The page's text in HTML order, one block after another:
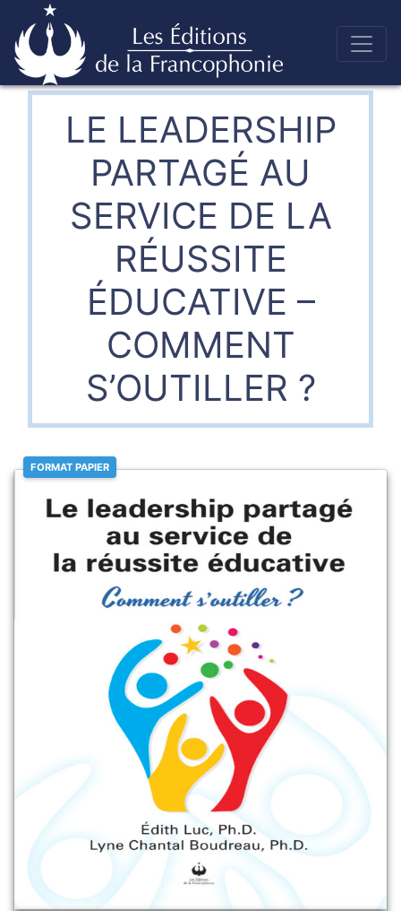
Skip
to Éditions de la francophonie
LE LEADERSHIP
PARTAGÉ AU
SERVICE DE LA
RÉUSSITE
ÉDUCATIVE –
COMMENT
S’OUTILLER ?
FORMAT PAPIER